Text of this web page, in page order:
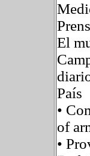
El
•
of
•